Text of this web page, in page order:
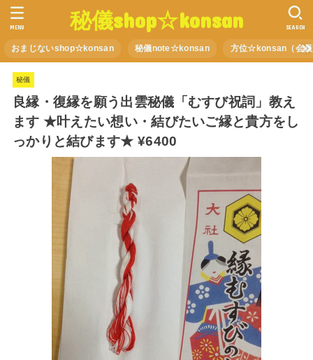
秘儀shop☆konsan
おまじないshop☆konsan 秘儀note☆konsan 方位☆konsan（会員
SEARCH
MENU
秘儀
良縁・復縁を願う出雲秘儀「むすび祝詞」教え
ます ★叶えたい想い・結びたいご縁と貴方をし
っかりと結びます★ ¥6400